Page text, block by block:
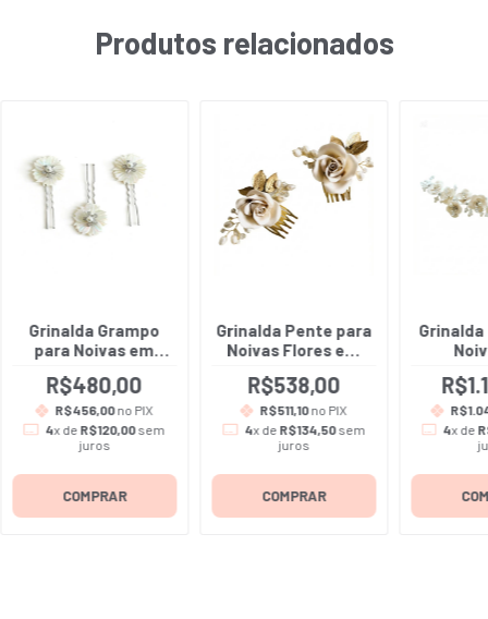
Produtos relacionados
Grinalda Grampo
para Noivas em
Agatha - Inclui as 3
unidades
R$480,00
R$456,00no PIX
4x de R$120,00sem
juros
COMPRAR
Grinalda Pente para
Noivas Flores em
Emilly - Inclui a
Dupla de pentes
R$538,00
R$511,10no PIX
4x de R$134,50sem
juros
COMPRAR
4x de